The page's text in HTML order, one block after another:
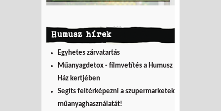
Humusz hírek
Egyhetes zárvatartás
Műanyagdetox - filmvetítés a Humusz
Ház kertjében
Segíts feltérképezni a szupermarketek
műanyaghasználatát!